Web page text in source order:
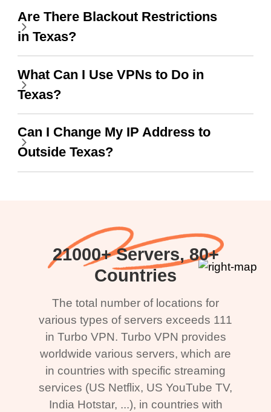
work.
сервісом. А 10/10.
Are There Blackout Restrictions
in Texas?
What Can I Use VPNs to Do in
Texas?
Can I Change My IP Address to
Outside Texas?
21000+ Servers, 80+
Countries
The total number of locations for
various types of servers exceeds 111
in Turbo VPN. Turbo VPN provides
worldwide various servers, which are
in countries with specific streaming
services (US Netflix, US YouTube TV,
India Hotstar, ...), in countries with